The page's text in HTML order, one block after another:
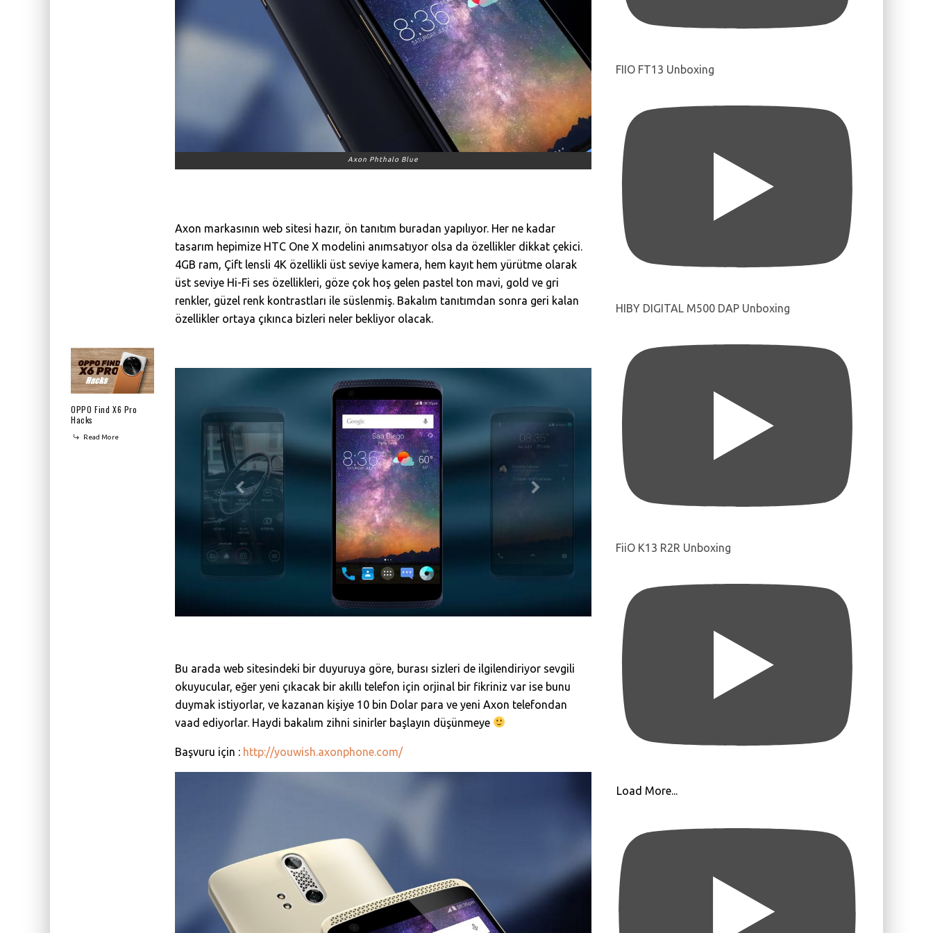
OPPO Find X6 Pro
Hacks
Read More
Axon Phthalo Blue
Axon markasının web sitesi hazır, ön tanıtım buradan yapılıyor. Her ne kadar
tasarım hepimize HTC One X modelini anımsatıyor olsa da özellikler dikkat çekici.
4GB ram, Çift lensli 4K özellikli üst seviye kamera, hem kayıt hem yürütme olarak
üst seviye Hi-Fi ses özellikleri, göze çok hoş gelen pastel ton mavi, gold ve gri
renkler, güzel renk kontrastları ile süslenmiş. Bakalım tanıtımdan sonra geri kalan
özellikler ortaya çıkınca bizleri neler bekliyor olacak.
Bu arada web sitesindeki bir duyuruya göre, burası sizleri de ilgilendiriyor sevgili
okuyucular, eğer yeni çıkacak bir akıllı telefon için orjinal bir fikriniz var ise bunu
duymak istiyorlar, ve kazanan kişiye 10 bin Dolar para ve yeni Axon telefondan
vaad ediyorlar. Haydi bakalım zihni sinirler başlayın düşünmeye
Başvuru için : http://youwish.axonphone.com/
FIIO FT13 Unboxing
HIBY DIGITAL M500 DAP Unboxing
FiiO K13 R2R Unboxing
Load More...